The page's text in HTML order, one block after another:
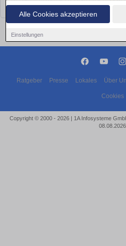
Alle Cookies akzeptieren
Einstellungen
bald wieder vorbei!
Ratgeber Presse Lokales Über
Cookies
Copyright © 2000 - 2026 | 1A Infosysteme
08.08.2026